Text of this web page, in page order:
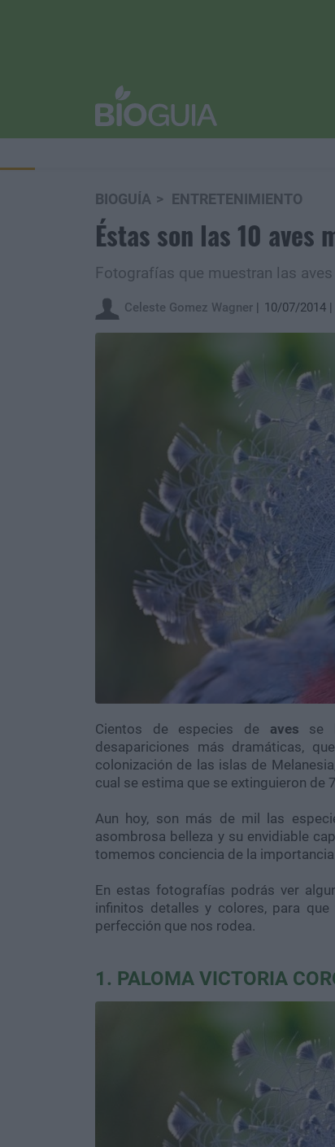
BIOGUÍA ENTRETENIMIENTO
Éstas son las 10 aves
Fotografías que muestran las
Celeste Gomez Wagner 10/07/2014
Cientos de especies de aves se
desapariciones más dramáticas,
colonización de las islas de
cual se estima que se extinguieron de
Aun hoy, son más de mil las
asombrosa belleza y su envidiable
tomemos conciencia de la
En estas fotografías podrás ver
infinitos detalles y colores, para
perfección que nos rodea.
1. PALOMA VICTORIA